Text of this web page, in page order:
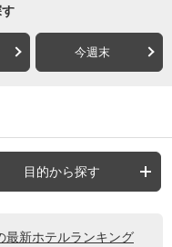
今週末
目的から探す
最新ホテルランキング